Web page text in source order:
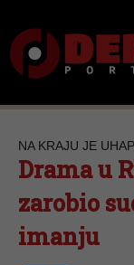
NA KRAJU JE
Drama u
zarobio
imanju